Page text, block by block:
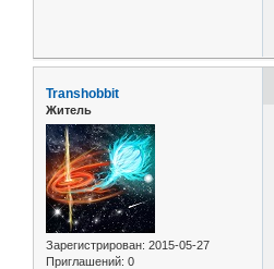
Transhobbit
Житель
Зарегистрирован: 2015-05-27
Приглашений: 0